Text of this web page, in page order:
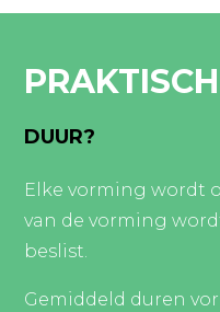
DUUR?
Elke vorming wordt
van de vorming
beslist.
Gemiddeld duren